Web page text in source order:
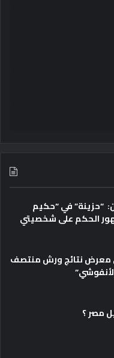
“حزينة” في “حكيم
الحكم على شخصيتي
معرض نتائج ورش منتصف
مصر ؟